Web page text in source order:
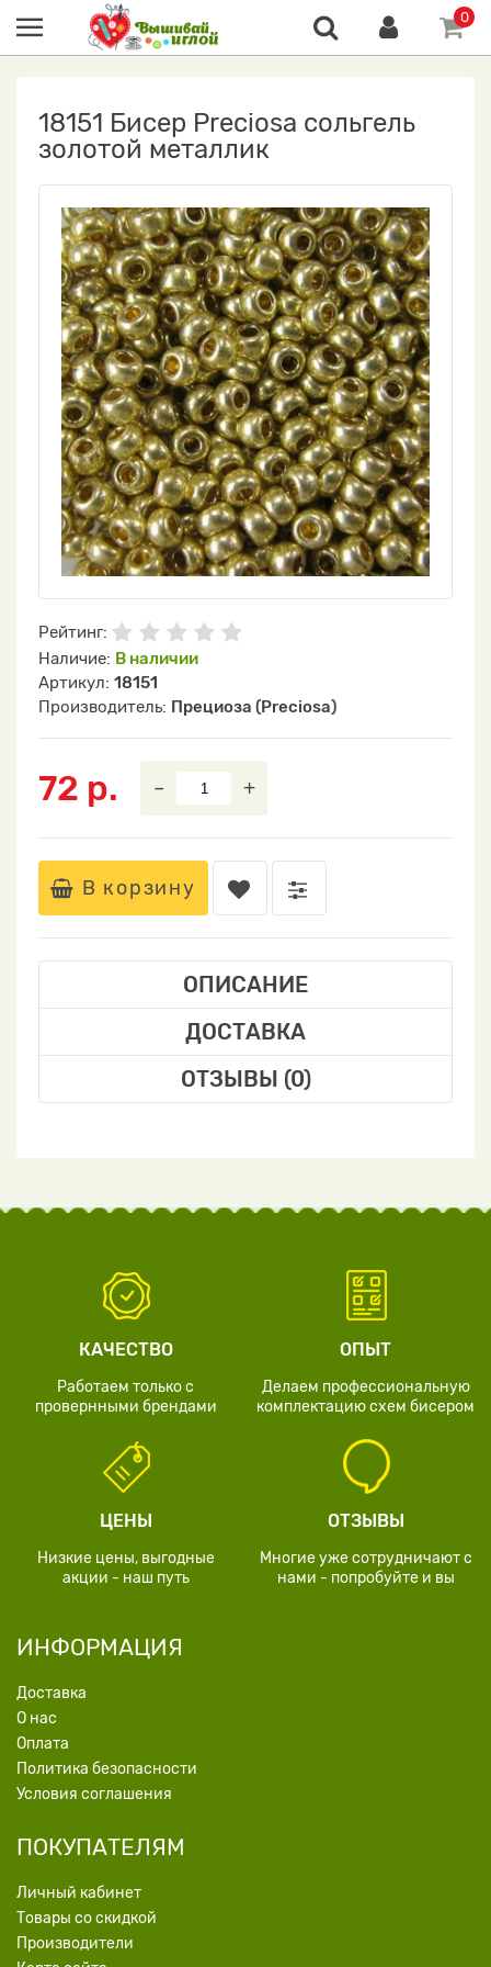
0
18151 Бисер Preciosa сольгель
золотой металлик
Рейтинг:
Наличие: В наличии
Артикул: 18151
Производитель: Прециоза (Preciosa)
72 р. – +
В корзину
ОПИСАНИЕ
ДОСТАВКА
ОТЗЫВЫ (0)
КАЧЕСТВО
Работаем только с
провернными брендами
ОПЫТ
Делаем профессиональную
комплектацию схем бисером
ЦЕНЫ
Низкие цены, выгодные
акции - наш путь
ОТЗЫВЫ
Многие уже сотрудничают с
нами - попробуйте и вы
ИНФОРМАЦИЯ
Доставка
О нас
Оплата
Политика безопасности
Условия соглашения
ПОКУПАТЕЛЯМ
Личный кабинет
Товары со скидкой
Производители